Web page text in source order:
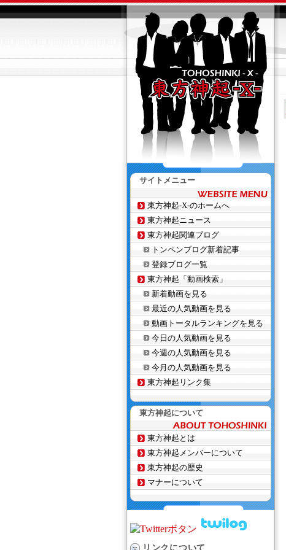
サイトメニュー
東方神起-X-のホームへ
東方神起ニュース
東方神起関連ブログ
トンペンブログ新着記事
登録ブログ一覧
東方神起「動画検索」
新着動画を見る
最近の人気動画を見る
動画トータルランキングを見る
今日の人気動画を見る
今週の人気動画を見る
今月の人気動画を見る
東方神起リンク集
東方神起について
東方神起とは
東方神起メンバーについて
東方神起の歴史
マナーについて
リンクについて